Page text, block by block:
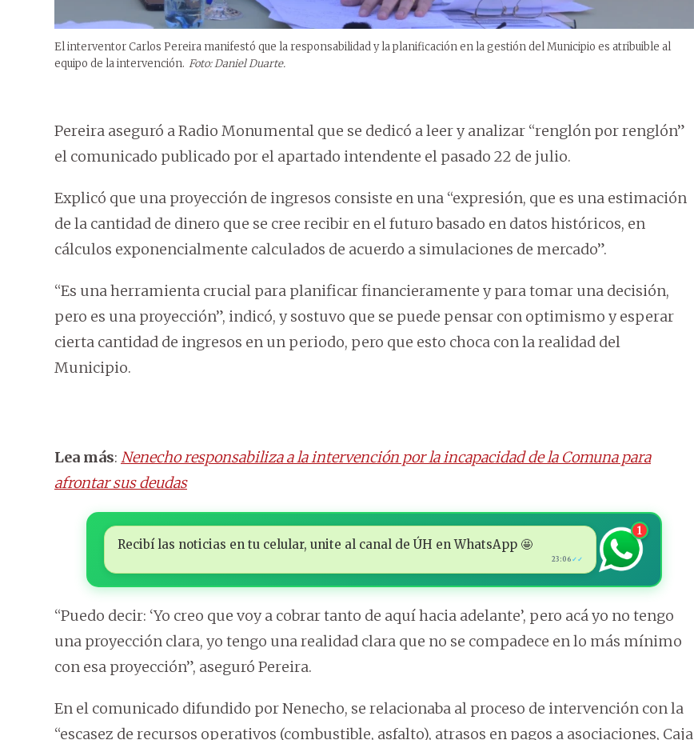
El interventor Carlos Pereira manifestó que la responsabilidad y la planificación en la gestión del Municipio es atribuible al
equipo de la intervención. Foto: Daniel Duarte.
Pereira aseguró a Radio Monumental que se dedicó a leer y analizar “renglón por renglón”
el comunicado publicado por el apartado intendente el pasado 22 de julio.
Explicó que una proyección de ingresos consiste en una “expresión, que es una estimación
de la cantidad de dinero que se cree recibir en el futuro basado en datos históricos, en
cálculos exponencialmente calculados de acuerdo a simulaciones de mercado”.
“Es una herramienta crucial para planificar financieramente y para tomar una decisión,
pero es una proyección”, indicó, y sostuvo que se puede pensar con optimismo y esperar
cierta cantidad de ingresos en un periodo, pero que esto choca con la realidad del
Municipio.
Lea más: Nenecho responsabiliza a la intervención por la incapacidad de la Comuna para
afrontar sus deudas
Recibí las noticias en tu celular, unite al canal de ÚH en WhatsApp 🤩
23:06 ✓✓
1
“Puedo decir: ‘Yo creo que voy a cobrar tanto de aquí hacia adelante’, pero acá yo no tengo
una proyección clara, yo tengo una realidad clara que no se compadece en lo más mínimo
con esa proyección”, aseguró Pereira.
En el comunicado difundido por Nenecho, se relacionaba al proceso de intervención con la
“escasez de recursos operativos (combustible, asfalto), atrasos en pagos a asociaciones, Caja